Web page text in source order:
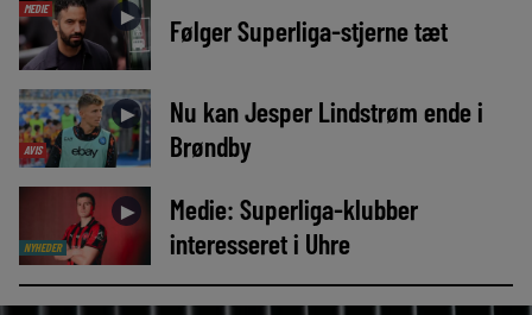
MEDIE ► Følger Superliga-stjerne tæt
AVIS
►
Nu kan Jesper Lindstrøm ende i
Brøndby
NYHEDER
►
Medie: Superliga-klubber
interesseret i Uhre